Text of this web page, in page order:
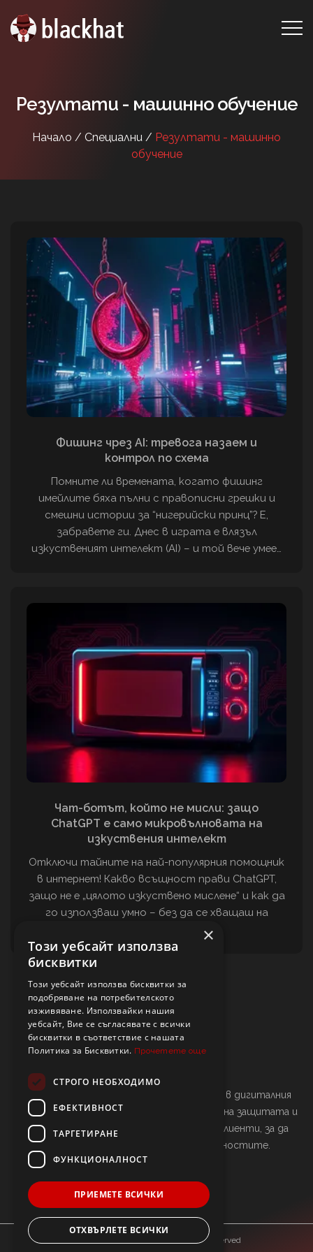
Резултати - машинно обучение
Начало / Специални / Резултати - машинно
обучение
Фишинг чрез AI: тревога назаем и
контрол по схема
Помните ли времената, когато фишинг
имейлите бяха пълни с правописни грешки и
смешни истории за “нигерийски принц”? Е,
забравете ги. Днес в играта е влязъл
изкуственият интелект (AI) – и той вече умее…
Чат-ботът, който не мисли: защо
ChatGPT е само микровълновата на
изкуствения интелект
Отключи тайните на най-популярния помощник
в интернет! Какво всъщност прави ChatGPT,
защо не е „цялото изкуствено мислене“ и как да
го използваш умно – без да се хващаш на
Нашата мисия е да осигурим сигурност в дигиталния
свят. Ние се ангажираме с подсилването на защитата и
непрекъснатото обучение на нашите клиенти, за да
бъдат винаги една крачка пред опасностите.
Copyright © blackhat.bg All Rights Reserved
×
Този уебсайт използва
бисквитки
Този уебсайт използва бисквитки за
подобряване на потребителското
изживяване. Използвайки нашия
уебсайт, Вие се съгласявате с всички
бисквитки в съответствие с нашата
Политика за Бисквитки. Прочетете още
СТРОГО НЕОБХОДИМО
ЕФЕКТИВНОСТ
ТАРГЕТИРАНЕ
ФУНКЦИОНАЛНОСТ
ПРИЕМЕТЕ ВСИЧКИ
ОТХВЪРЛЕТЕ ВСИЧКИ